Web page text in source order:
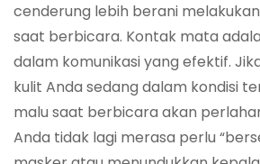
cenderung lebih berani
saat berbicara. Kontak mata
dalam komunikasi yang efektif.
kulit Anda sedang dalam kondisi
malu saat berbicara akan
Anda tidak lagi merasa perlu